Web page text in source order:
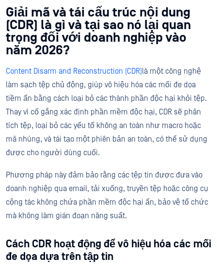
Giải mã và tái cấu trúc nội dung
(CDR) là gì và tại sao nó lại quan
trọng đối với doanh nghiệp vào
năm 2026?
Content Disarm and Reconstruction (CDR)là một công nghệ
làm sạch tệp chủ động, giúp vô hiệu hóa các mối đe dọa
tiềm ẩn bằng cách loại bỏ các thành phần độc hại khỏi tệp.
Thay vì cố gắng xác định phần mềm độc hại, CDR sẽ phân
tích tệp, loại bỏ các yếu tố không an toàn như macro hoặc
mã nhúng, và tái tạo một phiên bản an toàn, có thể sử dụng
được cho người dùng cuối.
Phương pháp này đảm bảo rằng các tệp tin được đưa vào
doanh nghiệp qua email, tải xuống, truyền tệp hoặc công cụ
cộng tác không chứa phần mềm độc hại ẩn, bảo vệ tổ chức
mà không làm gián đoạn năng suất.
Cách CDR hoạt động để vô hiệu hóa các mối
đe dọa dựa trên tập tin